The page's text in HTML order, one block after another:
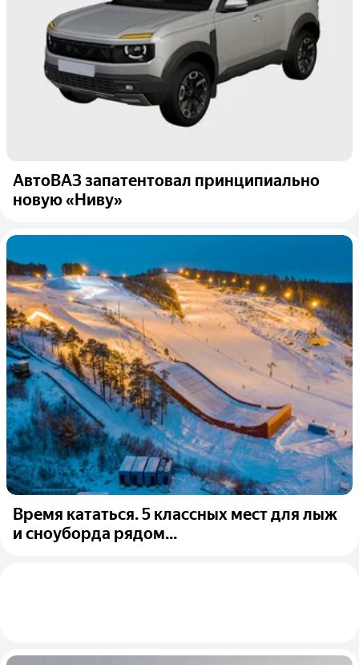
АвтоВАЗ запатентовал принципиально
новую «Ниву»
Время кататься. 5 классных мест для лыж
и сноуборда рядом...